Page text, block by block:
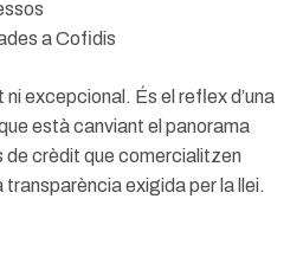
a Cofidis
excepcional. És el reflex d’una
està canviant el panorama
crèdit que comercialitzen
exigida per la llei.